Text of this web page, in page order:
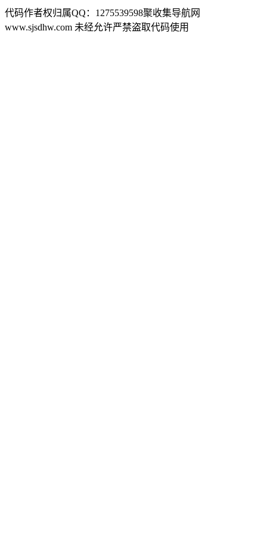
代码作者权归属QQ：1275539598聚收集导航网
www.sjsdhw.com 未经允许严禁盗取代码使用